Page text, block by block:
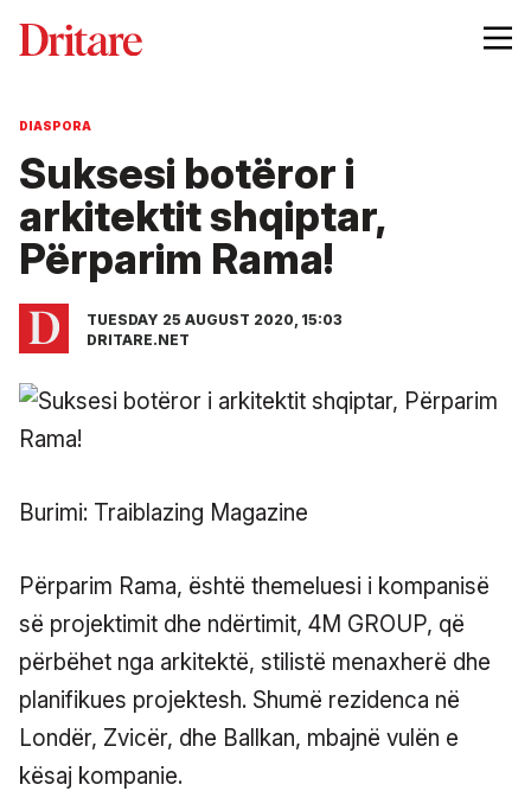
DIASPORA
Suksesi botëror i
arkitektit shqiptar,
Përparim Rama!
TUESDAY 25 AUGUST 2020, 15:03
DRITARE.NET
Burimi: Traiblazing Magazine
Përparim Rama, është themeluesi i kompanisë
së projektimit dhe ndërtimit, 4M GROUP, që
përbëhet nga arkitektë, stilistë menaxherë dhe
planifikues projektesh. Shumë rezidenca në
Londër, Zvicër, dhe Ballkan, mbajnë vulën e
kësaj kompanie.